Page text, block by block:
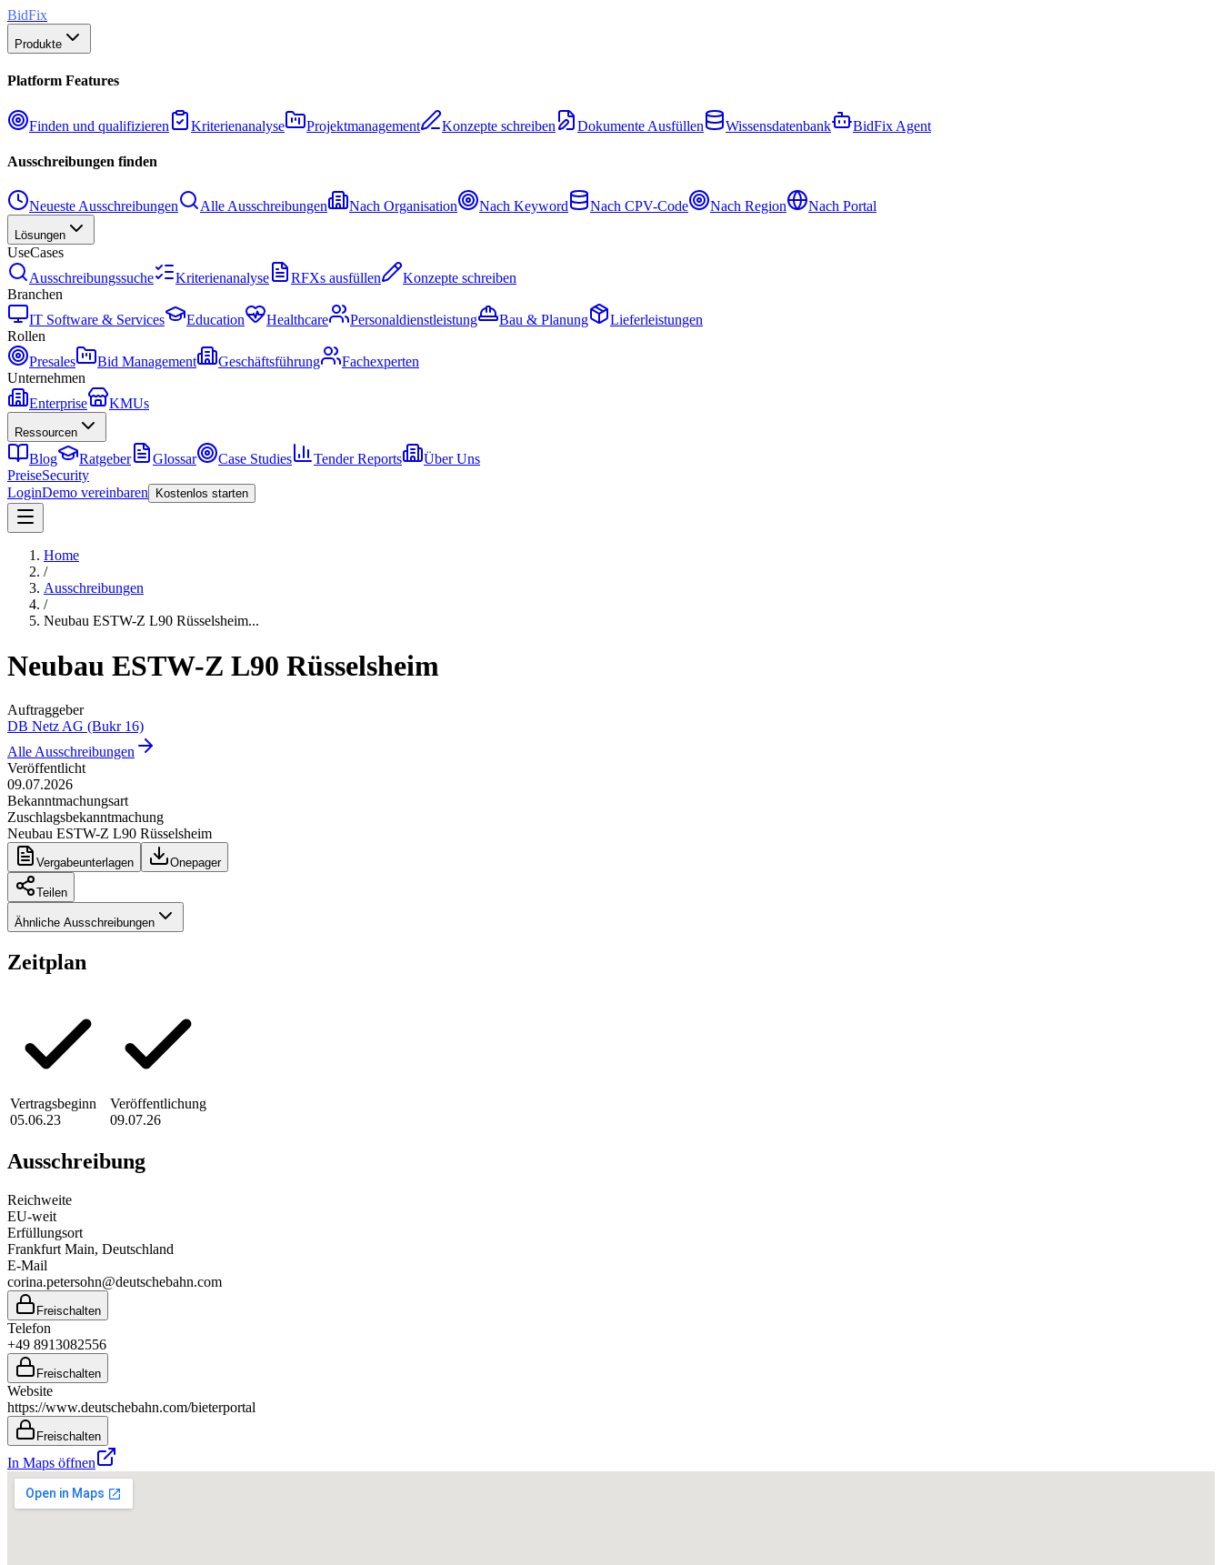
BidFix
Produkte
Platform Features
Finden und qualifizieren Kriterienanalyse Projektmanagement Konzepte schreiben Dokumente Ausfüllen Wissensdatenbank BidFix Agent
Ausschreibungen finden
Neueste Ausschreibungen Alle Ausschreibungen Nach Organisation Nach Keyword Nach CPV-Code Nach Region Nach Portal
Lösungen
UseCases
Ausschreibungssuche
Kriterienanalyse RFXs ausfüllen
Konzepte schreiben
Branchen
IT Software & Services
Education Healthcare Personaldienstleistung Bau & Planung
Lieferleistungen
Rollen
Presales
Bid Management Geschäftsführung
Fachexperten
Unternehmen
Enterprise
KMUs
Ressourcen
Blog Ratgeber Glossar Case Studies Tender Reports
Über Uns
PreiseSecurity
LoginDemo vereinbaren Kostenlos starten
Home
/
Ausschreibungen
/
Neubau ESTW-Z L90 Rüsselsheim...
Neubau ESTW-Z L90 Rüsselsheim
Auftraggeber
DB Netz AG (Bukr 16)
Alle Ausschreibungen
Veröffentlicht
09.07.2026
Bekanntmachungsart
Zuschlagsbekanntmachung
Neubau ESTW-Z L90 Rüsselsheim
Vergabeunterlagen Onepager
Teilen
Ähnliche Ausschreibungen
Zeitplan
Vertragsbeginn
05.06.23
Veröffentlichung
09.07.26
Ausschreibung
Reichweite
EU-weit
Erfüllungsort
Frankfurt Main, Deutschland
E-Mail
corina.petersohn@deutschebahn.com
Freischalten
Telefon
+49 8913082556
Freischalten
Website
https://www.deutschebahn.com/bieterportal
Freischalten
In Maps öffnen